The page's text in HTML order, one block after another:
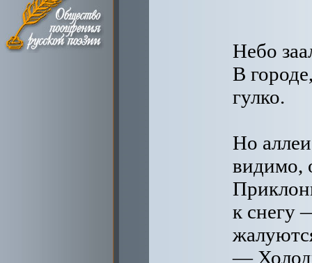
Небо
В
гулко.
Но
видимо,
к снегу
—